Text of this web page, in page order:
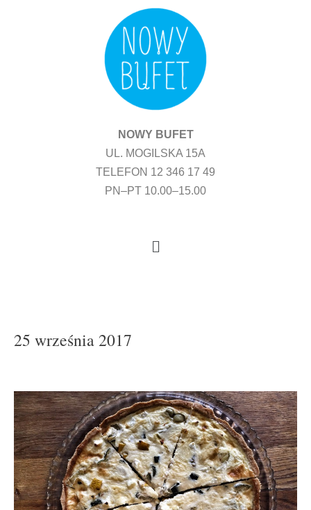
NOWY BUFET
UL. MOGILSKA 15A
TELEFON 12 346 17 49
PN–PT 10.00–15.00
Menu
25 września 2017